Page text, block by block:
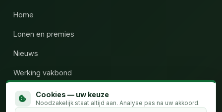
Home
Lonen en premies
Nieuws
Werking vakbond
Wie zijn wijCookies — uw keuze
Noodzakelijk staat altijd aan. Analyse pas na uw akkoord.